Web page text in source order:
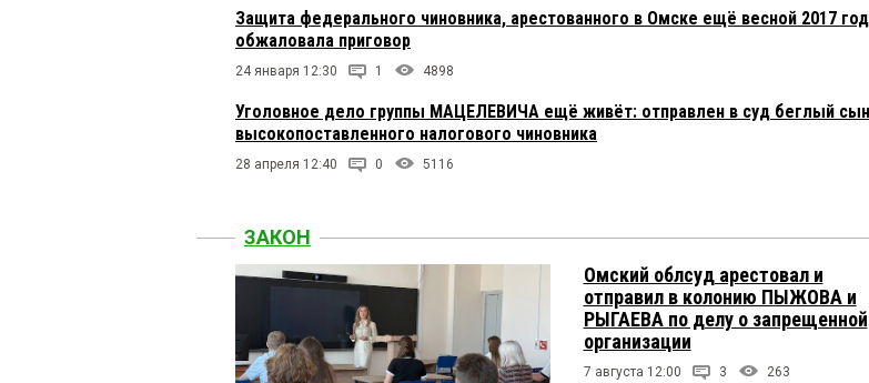
Защита федерального чиновника, арестованного в Омске ещё весной 2017
обжаловала приговор
24 января 12:30 1 4898
Уголовное дело группы МАЦЕЛЕВИЧА ещё живёт: отправлен в суд беглый
высокопоставленного налогового чиновника
28 апреля 12:40 0 5116
ЗАКОН
Омский облсуд арестовал и
отправил в колонию ПЫЖОВА и
РЫГАЕВА по делу о запрещенной
организации
7 августа 12:00 3 263